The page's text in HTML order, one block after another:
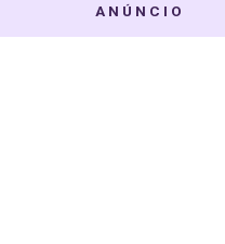
ANÚNCIO